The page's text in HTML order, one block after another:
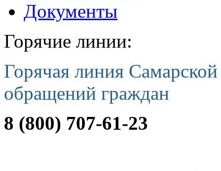
Документы
Горячие линии:
Горячая линия
обращений граждан
8 (800) 707-61-23